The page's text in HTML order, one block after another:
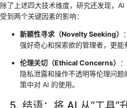
除了上述四大技术维度，研究还发现，AI
受到两个关键因素的影响：
新颖性寻求（Novelty Seeking）
强好奇心和探索欲的管理者，更能
伦理关切（Ethical Concerns）
隐私泄露和操作不透明等伦理问
策中对 AI 的使用。
5. 结语：将 AI 从“工具”